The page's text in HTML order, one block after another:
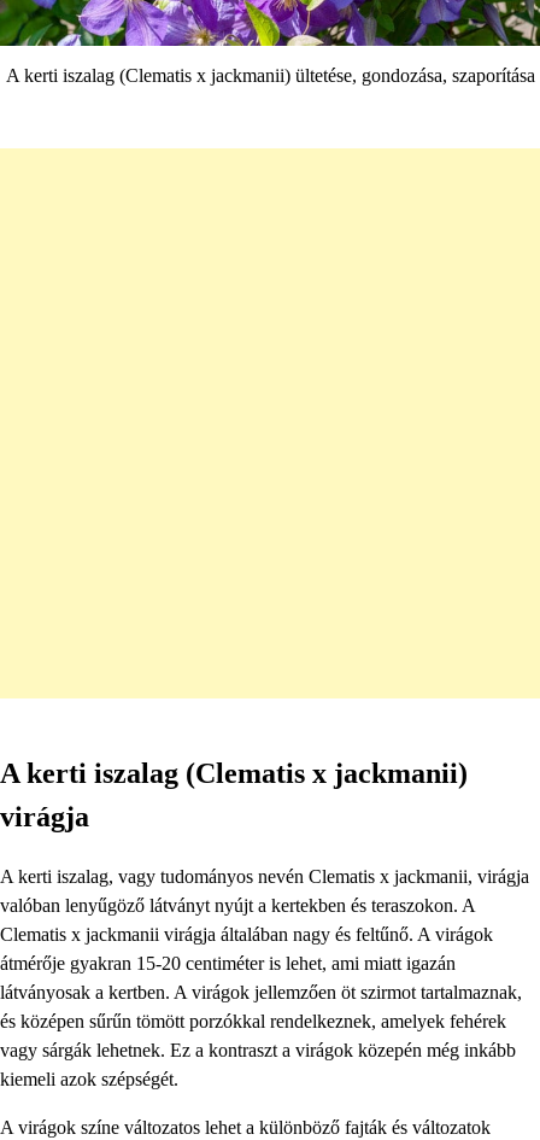
A kerti iszalag (Clematis x jackmanii) ültetése, gondozása, szaporítása
A kerti iszalag (Clematis x jackmanii)
virágja
A kerti iszalag, vagy tudományos nevén Clematis x jackmanii, virágja
valóban lenyűgöző látványt nyújt a kertekben és teraszokon. A
Clematis x jackmanii virágja általában nagy és feltűnő. A virágok
átmérője gyakran 15-20 centiméter is lehet, ami miatt igazán
látványosak a kertben. A virágok jellemzően öt szirmot tartalmaznak,
és középen sűrűn tömött porzókkal rendelkeznek, amelyek fehérek
vagy sárgák lehetnek. Ez a kontraszt a virágok közepén még inkább
kiemeli azok szépségét.
A virágok színe változatos lehet a különböző fajták és változatok